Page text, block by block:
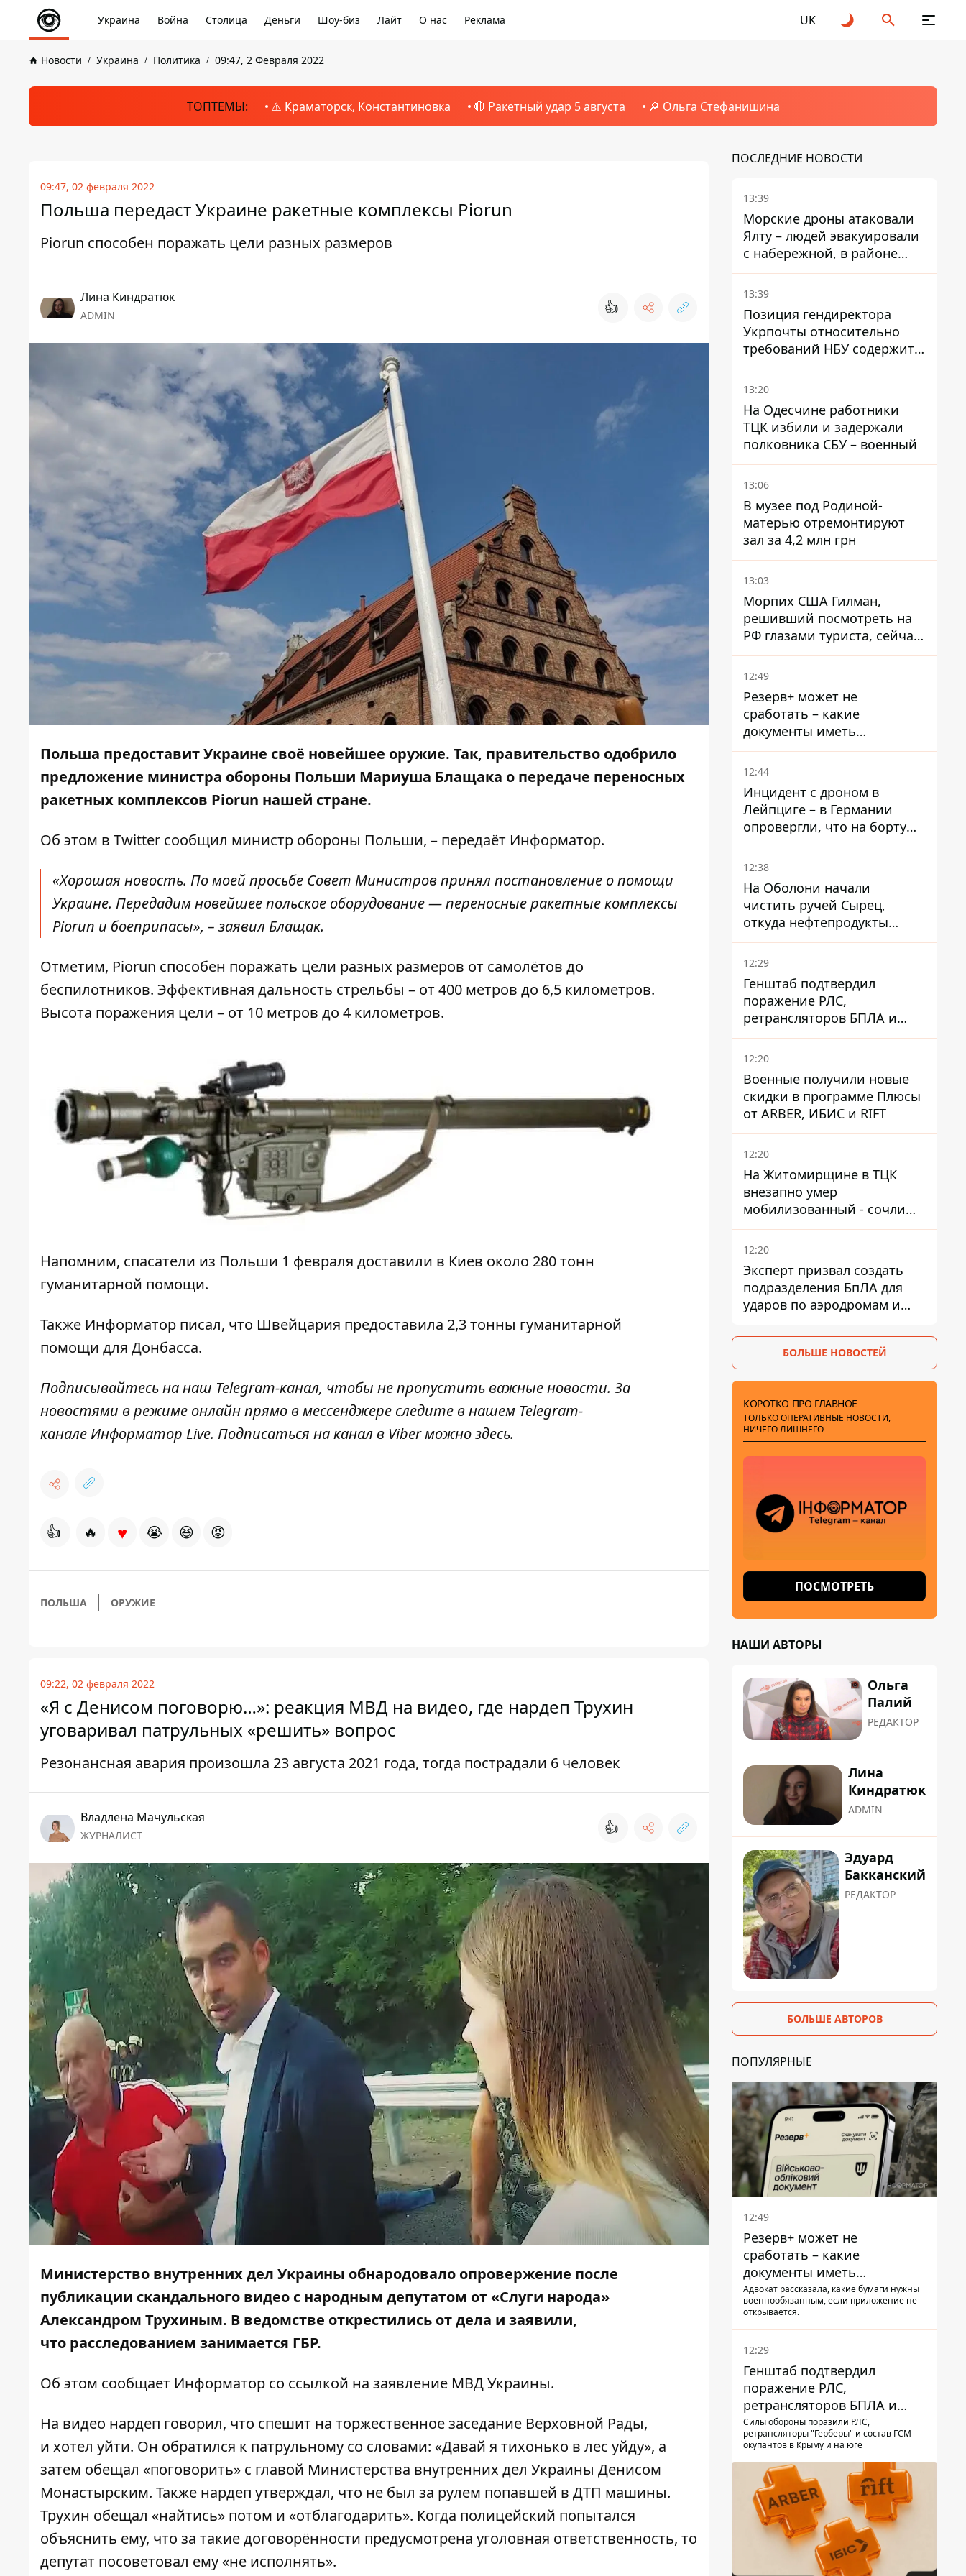
Украина Война Столица Деньги Шоу-биз Лайт О нас Реклама UK
Новости Украина Политика 09:47, 2 Февраля 2022
ТОПТЕМЫ: ⚠️ Краматорск, Константиновка 🔴 Ракетный удар 5 августа 🔎 Ольга Стефанишина
09:47, 02 февраля 2022
Польша передаст Украине ракетные комплексы Piorun
Piorun способен поражать цели разных размеров
Лина Киндратюк
ADMIN 👍
Польша предоставит Украине своё новейшее оружие. Так, правительство одобрило
предложение министра обороны Польши Мариуша Блащака о передаче переносных
ракетных комплексов Piorun нашей стране.
Об этом в Twitter сообщил министр обороны Польши, – передаёт Информатор.
«Хорошая новость. По моей просьбе Совет Министров принял постановление о помощи
Украине. Передадим новейшее польское оборудование — переносные ракетные комплексы
Piorun и боеприпасы», – заявил Блащак.
Отметим, Piorun способен поражать цели разных размеров от самолётов до
беспилотников. Эффективная дальность стрельбы – от 400 метров до 6,5 километров.
Высота поражения цели – от 10 метров до 4 километров.
Напомним, спасатели из Польши 1 февраля доставили в Киев около 280 тонн
гуманитарной помощи.
Также Информатор писал, что Швейцария предоставила 2,3 тонны гуманитарной
помощи для Донбасса.
Подписывайтесь на наш Telegram-канал, чтобы не пропустить важные новости. За
новостями в режиме онлайн прямо в мессенджере следите в нашем Telegram-
канале Информатор Live. Подписаться на канал в Viber можноздесь.
👍 🔥 ♥ 😭 😆 😡
ПОЛЬША ОРУЖИЕ
09:22, 02 февраля 2022
«Я с Денисом поговорю…»: реакция МВД на видео, где нардеп Трухин
уговаривал патрульных «решить» вопрос
Резонансная авария произошла 23 августа 2021 года, тогда пострадали 6 человек
Владлена Мачульская
ЖУРНАЛИСТ 👍
Министерство внутренних дел Украины обнародовало опровержение после
публикации скандального видео с народным депутатом от «Слуги народа»
Александром Трухиным. В ведомстве открестились от дела и заявили,
что расследованием занимается ГБР.
Об этом сообщает Информатор со ссылкой на заявление МВД Украины.
На видео нардеп говорил, что спешит на торжественное заседание Верховной Рады,
и хотел уйти. Он обратился к патрульному со словами: «Давай я тихонько в лес уйду», а
затем обещал «поговорить» с главой Министерства внутренних дел Украины Денисом
Монастырским. Также нардеп утверждал, что не был за рулем попавшей в ДТП машины.
Трухин обещал «найтись» потом и «отблагодарить». Когда полицейский попытался
объяснить ему, что за такие договорённости предусмотрена уголовная ответственность, то
депутат посоветовал ему «не исполнять».
ПОСЛЕДНИЕ НОВОСТИ
13:39
Морские дроны атаковали
Ялту – людей эвакуировали
с набережной, в районе
порта сообщают о пожаре
13:39
Позиция гендиректора
Укрпочты относительно
требований НБУ содержит
серьезные нестыковки –
депутат Ольга Василевская-
13:20
На Одесчине работники
ТЦК избили и задержали
полковника СБУ – военный
13:06
В музее под Родиной-
матерью отремонтируют
зал за 4,2 млн грн
13:03
Морпих США Гилман,
решивший посмотреть на
РФ глазами туриста, сейчас
при смерти в тюрьме, где
его пытали и делали
12:49
Резерв+ может не
сработать – какие
документы иметь
мужчинам, чтобы не
попасть в ТЦК
12:44
Инцидент с дроном в
Лейпциге – в Германии
опровергли, что на борту
украинского самолета были
оружие и боеприпасы
12:38
На Оболони начали
чистить ручей Сырец,
откуда нефтепродукты
попадали в озера
12:29
Генштаб подтвердил
поражение РЛС,
ретрансляторов БПЛА и
других военных объектов
РФ в Крыму и на юге
12:20
Военные получили новые
скидки в программе Плюсы
от ARBER, ИБИС и RIFT
12:20
На Житомирщине в ТЦК
внезапно умер
мобилизованный - сочли
годным и сразу
остановилось сердце
12:20
Эксперт призвал создать
подразделения БпЛА для
ударов по аэродромам и
БОЛЬШЕ НОВОСТЕЙ
КОРОТКО ПРО ГЛАВНОЕ
ТОЛЬКО ОПЕРАТИВНЫЕ НОВОСТИ,
НИЧЕГО ЛИШНЕГО
ПОСМОТРЕТЬ
НАШИ АВТОРЫ
Ольга
Палий
РЕДАКТОР
Лина
Киндратюк
ADMIN
Эдуард
Бакканский
РЕДАКТОР
БОЛЬШЕ АВТОРОВ
ПОПУЛЯРНЫЕ
12:49
Резерв+ может не
сработать – какие
документы иметь
мужчинам, чтобы не
попасть в ТЦК
Адвокат рассказала, какие бумаги нужны
военнообязанным, если приложение не
открывается.
12:29
Генштаб подтвердил
поражение РЛС,
ретрансляторов БПЛА и
других военных объектов
РФ в Крыму и на юге
Силы обороны поразили РЛС,
ретрансляторы "Герберы" и состав ГСМ
окупантов в Крыму и на юге